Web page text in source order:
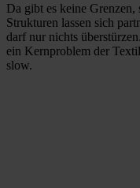
Da gibt es keine
Strukturen lassen sich
darf nur nichts
ein Kernproblem der
slow.